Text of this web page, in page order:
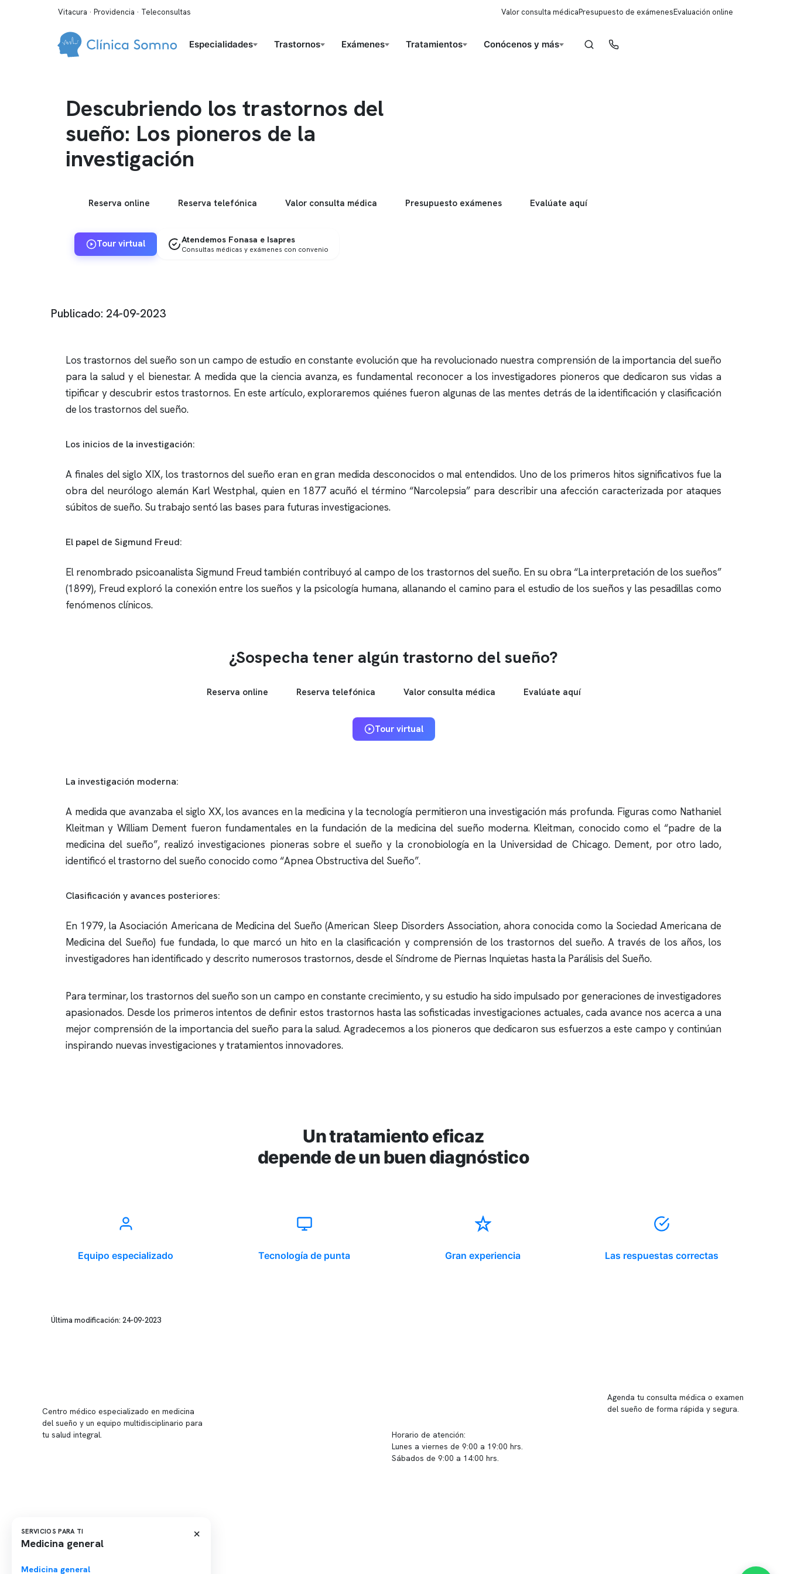
Vitacura · Providencia · Teleconsultas Valor consulta médicaPresupuesto de exámenesEvaluación online
Especialidades Trastornos Exámenes Tratamientos Conócenos y más
Descubriendo los trastornos del
sueño: Los pioneros de la
investigación
Reserva online Reserva telefónica Valor consulta médica Presupuesto exámenes Evalúate aquí
Tour virtual Atendemos Fonasa e Isapres
Consultas médicas y exámenes con convenio
Publicado: 24-09-2023
Los trastornos del sueño son un campo de estudio en constante evolución que ha revolucionado nuestra comprensión de la importancia del sueño
para la salud y el bienestar. A medida que la ciencia avanza, es fundamental reconocer a los investigadores pioneros que dedicaron sus vidas a
tipificar y descubrir estos trastornos. En este artículo, exploraremos quiénes fueron algunas de las mentes detrás de la identificación y clasificación
de los trastornos del sueño.
Los inicios de la investigación:
A finales del siglo XIX, los trastornos del sueño eran en gran medida desconocidos o mal entendidos. Uno de los primeros hitos significativos fue la
obra del neurólogo alemán Karl Westphal, quien en 1877 acuñó el término “Narcolepsia” para describir una afección caracterizada por ataques
súbitos de sueño. Su trabajo sentó las bases para futuras investigaciones.
El papel de Sigmund Freud:
El renombrado psicoanalista Sigmund Freud también contribuyó al campo de los trastornos del sueño. En su obra “La interpretación de los sueños”
(1899), Freud exploró la conexión entre los sueños y la psicología humana, allanando el camino para el estudio de los sueños y las pesadillas como
fenómenos clínicos.
¿Sospecha tener algún trastorno del sueño?
Reserva online Reserva telefónica Valor consulta médica Evalúate aquí
Tour virtual
La investigación moderna:
A medida que avanzaba el siglo XX, los avances en la medicina y la tecnología permitieron una investigación más profunda. Figuras como Nathaniel
Kleitman y William Dement fueron fundamentales en la fundación de la medicina del sueño moderna. Kleitman, conocido como el “padre de la
medicina del sueño”, realizó investigaciones pioneras sobre el sueño y la cronobiología en la Universidad de Chicago. Dement, por otro lado,
identificó el trastorno del sueño conocido como “Apnea Obstructiva del Sueño”.
Clasificación y avances posteriores:
En 1979, la Asociación Americana de Medicina del Sueño (American Sleep Disorders Association, ahora conocida como la Sociedad Americana de
Medicina del Sueño) fue fundada, lo que marcó un hito en la clasificación y comprensión de los trastornos del sueño. A través de los años, los
investigadores han identificado y descrito numerosos trastornos, desde el Síndrome de Piernas Inquietas hasta la Parálisis del Sueño.
Para terminar, los trastornos del sueño son un campo en constante crecimiento, y su estudio ha sido impulsado por generaciones de investigadores
apasionados. Desde los primeros intentos de definir estos trastornos hasta las sofisticadas investigaciones actuales, cada avance nos acerca a una
mejor comprensión de la importancia del sueño para la salud. Agradecemos a los pioneros que dedicaron sus esfuerzos a este campo y continúan
inspirando nuevas investigaciones y tratamientos innovadores.
Un tratamiento eficaz
depende de un buen diagnóstico
Equipo especializado Tecnología de punta Gran experiencia Las respuestas correctas
Última modificación: 24-09-2023
Centro médico especializado en medicina
del sueño y un equipo multidisciplinario para
tu salud integral.
Horario de atención:
Lunes a viernes de 9:00 a 19:00 hrs.
Sábados de 9:00 a 14:00 hrs.
Agenda tu consulta médica o examen
del sueño de forma rápida y segura.
SERVICIOS PARA TI
Medicina general
×
Medicina general